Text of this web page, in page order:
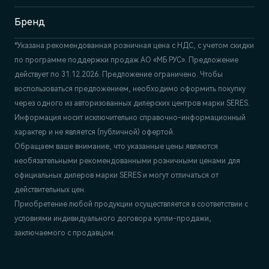
Бренд
*Указана рекомендованная розничная цена c НДС, с учетом скидки
по программе поддержки продаж АО «МБ РУС». Предложение
действует по 31.12.2026. Предложение ограничено. Чтобы
воспользоваться предложением, необходимо оформить покупку
через одного из авторизованных дилерских центров марки SERES.
Информация носит исключительно справочно-информационный
характер и не является (публичной) офертой.
Обращаем ваше внимание, что указанные цены являются
необязательными рекомендованными розничными ценами для
официальных дилеров марки SERES и могут отличаться от
действительных цен.
Приобретение любой продукции осуществляется в соответствии с
условиями индивидуального договора купли-продажи,
заключаемого с продавцом.